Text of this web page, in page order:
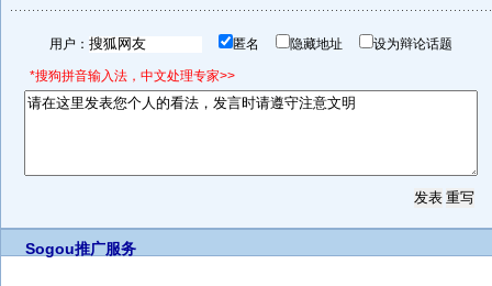
用户： 匿名 隐藏地址 设为辩论话题
*搜狗拼音输入法，中文处理专家>>
Sogou推广服务